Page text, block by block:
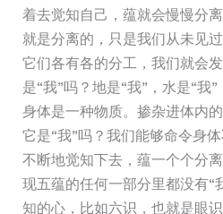
着去觉知自己，蕴就会慢慢分
就是分离的，只是我们从未见
它们各有各的分工，我们就会
是“我”吗？地是“我”，水是“我”
身体是一种物质。掺杂进体内
它是“我”吗？我们能够命令身
不断地觉知下去，蕴一个个分
现五蕴的任何一部分里都没有“
知的心，比如六识，也就是眼